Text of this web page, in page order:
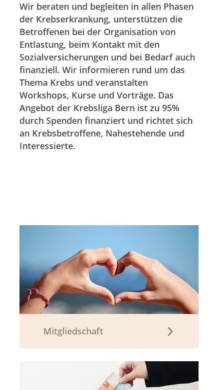
Wir beraten und begleiten in allen Phasen
der Krebserkrankung, unterstützen die
Betroffenen bei der Organisation von
Entlastung, beim Kontakt mit den
Sozialversicherungen und bei Bedarf auch
finanziell. Wir informieren rund um das
Thema Krebs und veranstalten
Workshops, Kurse und Vorträge. Das
Angebot der Krebsliga Bern ist zu 95%
durch Spenden finanziert und richtet sich
an Krebsbetroffene, Nahestehende und
Interessierte.
Mitgliedschaft